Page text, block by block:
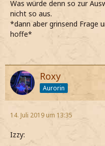
Was würde denn so zur
nicht so aus.
*dann aber grinsend Frage
hoffe*
Roxy
Aurorin
14. Juli 2019 um 13:35
Izzy: